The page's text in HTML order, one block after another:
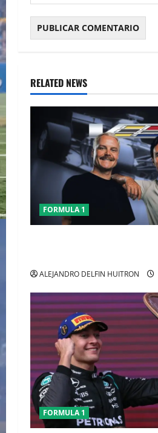
RELATED NEWS
FORMULA 1
ALEJANDRO DELFIN HUITRON
FORMULA 1